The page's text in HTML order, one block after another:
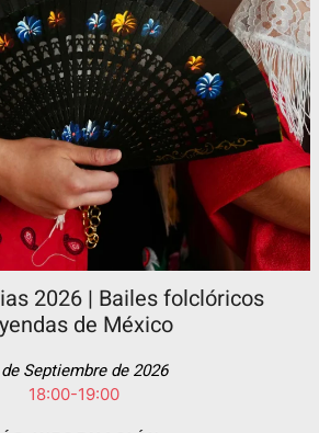
2026 | Bailes folclóricos
de México
de Septiembre de 2026
18:00-19:00